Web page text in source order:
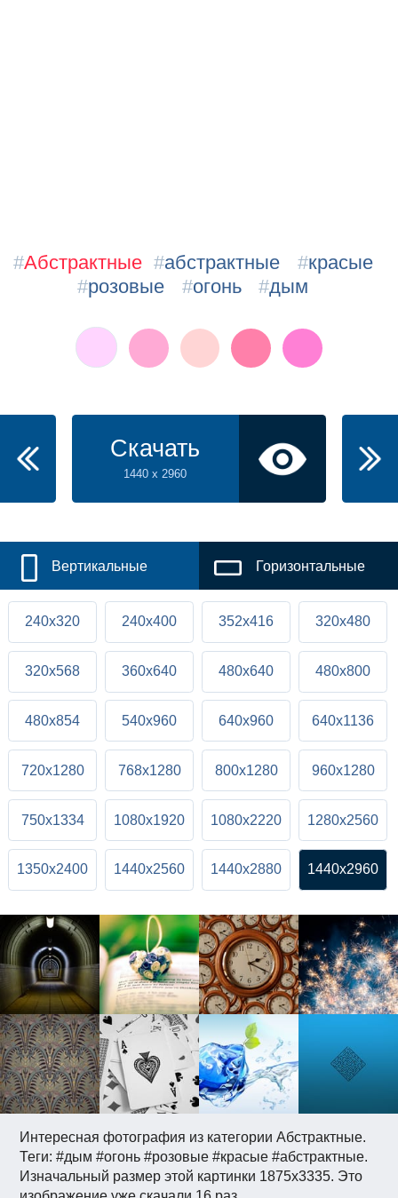
Интересная фотография из категории Абстрактные.
Теги: #дым #огонь #розовые #красые #абстрактные.
Изначальный размер этой картинки 1875x3335. Это
#Абстрактные #абстрактные #красые
#розовые #огонь #дым
Скачать
1440 x 2960
Вертикальные Горизонтальные
240x320 240x400 352x416 320x480
320x568 360x640 480x640 480x800
480x854 540x960 640x960 640x1136
720x1280 768x1280 800x1280 960x1280
750x1334 1080x1920 1080x2220 1280x2560
1350x2400 1440x2560 1440x2880 1440x2960